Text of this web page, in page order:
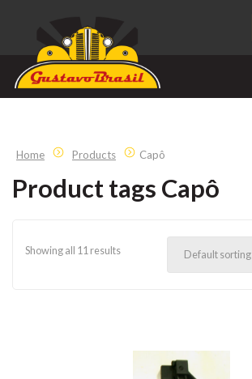
Home Products Capô
Product tags Capô
Showing all 11 results Default sorting